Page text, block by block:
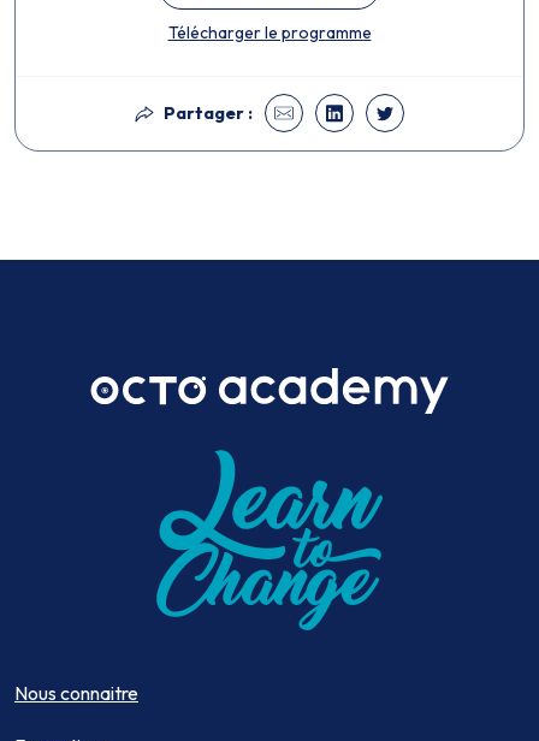
Télécharger le programme
Partager :
Nous connaitre